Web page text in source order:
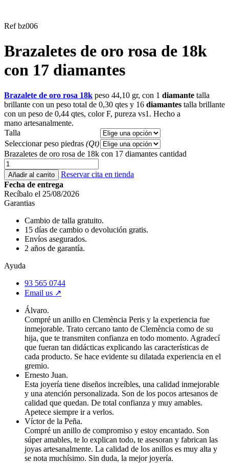
Ref bz006
Brazaletes de oro rosa de 18k
con 17 diamantes
Brazalete de oro rosa 18k peso 44,10 gr, con 1 diamante talla
brillante con un peso total de 0,30 qtes y 16 diamantes talla brillante
con un peso de 0,44 qtes, color F, pureza vs1. Hecho a
mano artesanalmente.
Talla
Seleccionar peso piedras (Qt)
Brazaletes de oro rosa de 18k con 17 diamantes cantidad
Añadir al carrito
Reservar cita en tienda
Fecha de entrega
Recíbalo el 25/08/2026
Garantias
Cambio de talla gratuito.
15 días de cambio o devolución gratis.
Envíos asegurados.
2 años de garantía.
Ayuda
93 565 0744
Email us ↗︎
Álvaro.
Compré un anillo en Clemència Peris y la experiencia fue
inmejorable. Trato cercano tanto de Clemència como de su
hija, que te transmiten confianza en todo momento. Agradecí
que fueran tan didácticas explicando las características de
cada producto. Se hace evidente su dilatada experiencia en el
gremio.
Ernesto Juan.
Esta joyería tiene diseños increíbles, una calidad inmejorable
y una atención personalizada. Son de los pocos artesanos de
calidad que quedan. De total confianza y muy amables.
Apetece siempre ir a verlos.
Víctor de la Peña.
Compré un anillo de compromiso y estoy encantado. Son
súper amables, te lo explican todo, te asesoran y fabrican las
joyas artesanalmente. La calidad de los anillos es muy alta y
se nota muchísimo. Sin duda, la mejor joyería.